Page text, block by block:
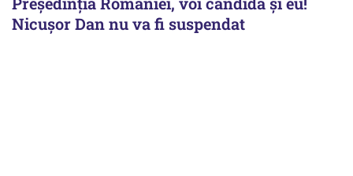
Nicușor Dan nu va fi suspendat